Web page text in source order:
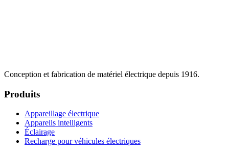
Conception et fabrication de matériel électrique depuis 1916.
Produits
Appareillage électrique
Appareils intelligents
Éclairage
Recharge pour véhicules électriques